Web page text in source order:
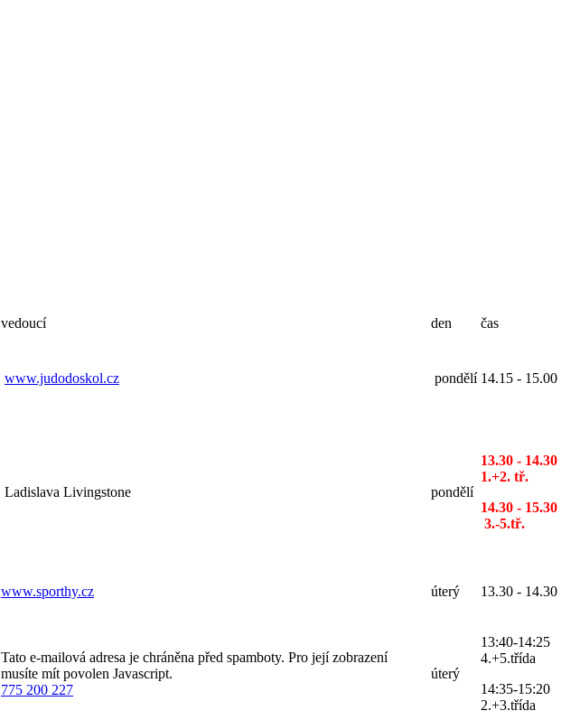
vedoucí den
čas
www.judodoskol.cz pondělí 14.15 - 15.00
Ladislava Livingstone pondělí
13.30 - 14.30
1.+2. tř.
14.30 - 15.30
3.-5.tř.
www.sporthy.cz úterý 13.30 - 14.30
Tato e-mailová adresa je chráněna před spamboty. Pro její zobrazení
musíte mít povolen Javascript.
775 200 227
úterý
13:40-14:25
4.+5.třída
14:35-15:20
2.+3.třída